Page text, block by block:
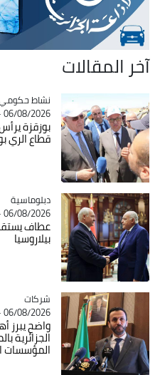
آخر المقالات
Catégorie
نشاط حكومي
06/08/2026 - 14:59
بوزقزة
قطاع الري
Catégorie
دبلوماسية
06/08/2026 - 14:48
عطاف
بيلاروسيا
Catégorie
شركات
06/08/2026 - 14:26
واضح يبرز
الجزائرية
المؤسسات